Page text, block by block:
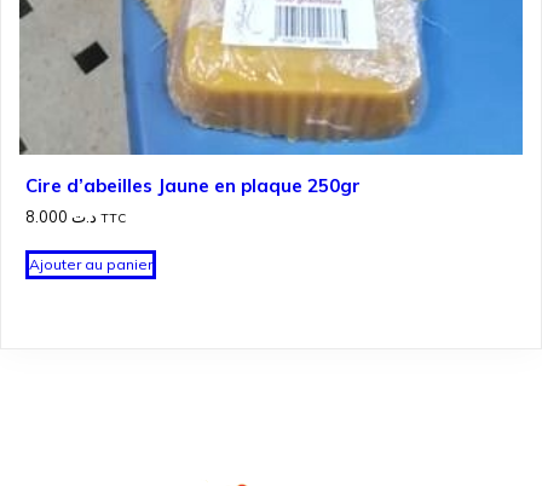
Cire d’abeilles Jaune en plaque 250gr
د.ت TTC
Ajouter au panier